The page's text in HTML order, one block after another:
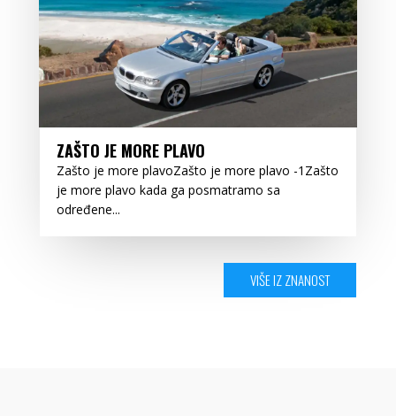
ZAŠTO JE MORE PLAVO
Zašto je more plavoZašto je more plavo -1Zašto
je more plavo kada ga posmatramo sa
određene...
VIŠE IZ ZNANOST